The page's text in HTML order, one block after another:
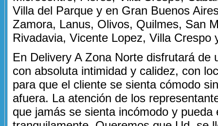
Villa del Parque y en Gran Buenos
Zamora, Lanus, Olivos, Quilmes, San
Rivadavia, Vicente Lopez, Villa Crespo
En Delivery A Zona Norte disfrutará de
con absoluta intimidad y calidez, con
para que el cliente se sienta cómodo
afuera. La atención de los
que jamás se sienta incómodo y